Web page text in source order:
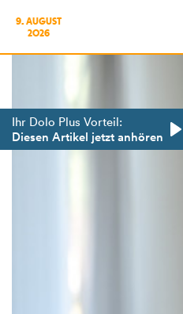
9. AUGUST
2026
Ihr Dolo Plus Vorteil:
Diesen Artikel jetzt anhören